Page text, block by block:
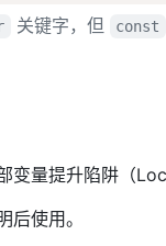
关键字，但 const
变量提升陷阱（
使用。